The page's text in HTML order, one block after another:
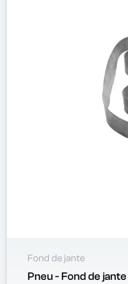
Fond de jante